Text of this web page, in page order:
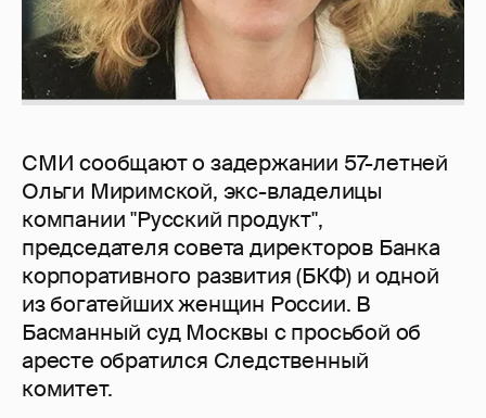
СМИ сообщают о задержании 57-летней
Ольги Миримской, экс-владелицы
компании "Русский продукт",
председателя совета директоров Банка
корпоративного развития (БКФ) и одной
из богатейших женщин России. В
Басманный суд Москвы с просьбой об
аресте обратился Следственный
комитет.